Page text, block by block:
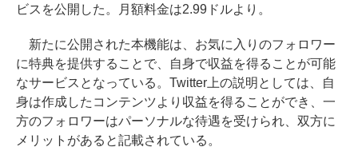
ビスを公開した。月額料金は2.99ドルより。
新たに公開された本機能は、お気に入りのフォロワー
に特典を提供することで、自身で収益を得ることが可能
なサービスとなっている。Twitter上の説明としては、自
身は作成したコンテンツより収益を得ることができ、一
方のフォロワーはパーソナルな待遇を受けられ、双方に
メリットがあると記載されている。